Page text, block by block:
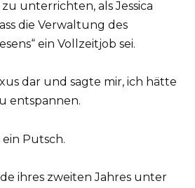
unterrichten, als Jessica
die Verwaltung des
ein Vollzeitjob sei.
dar und sagte mir, ich hätte
entspannen.
Putsch.
ihres zweiten Jahres unter